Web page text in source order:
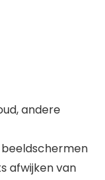
andere
afwijken van